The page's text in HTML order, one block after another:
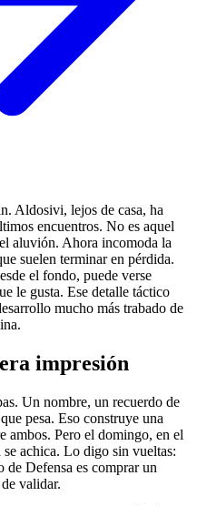
Aldosivi, lejos de casa, ha
encuentros. No es aquel
aluvión. Ahora incomoda la
suelen terminar en pérdida.
el fondo, puede verse
le gusta. Ese detalle táctico
mucho más trabado de
impresión
Un nombre, un recuerdo de
pesa. Eso construye una
ambos. Pero el domingo, en el
achica. Lo digo sin vueltas:
Defensa es comprar un
validar.